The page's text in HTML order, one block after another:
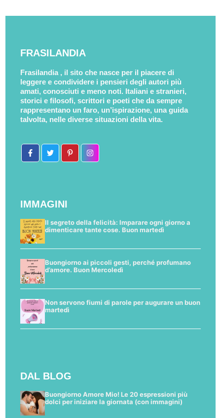
FRASILANDIA
Frasilandia , il sito che nasce per il piacere di
leggere e condividere i pensieri degli autori più
amati, conosciuti e meno noti. Italiani e stranieri,
storici e filosofi, scrittori e poeti che da sempre
rappresentano un faro, un’ispirazione, una guida
talvolta, nelle diverse situazioni della vita.
IMMAGINI
Il segreto della felicità: Imparare ogni giorno a
dimenticare tante cose. Buon martedì
Buongiorno ai piccoli gesti, perché profumano
d’amore. Buon Mercoledì
Non servono fiumi di parole per augurare un buon
martedì
DAL BLOG
Buongiorno Amore Mio! Le 20 espressioni più
dolci per iniziare la giornata (con immagini)